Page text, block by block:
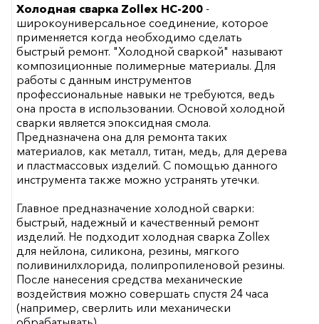
Холодная сварка Zollex HC-200-
широкоуниверсальное соединение, которое
применяется когда необходимо сделать
быстрый ремонт. "Холодной сваркой" называют
композиционные полимерные материалы. Для
работы с данным инструментов
профессиональные навыки не требуются, ведь
она проста в использовании. Основой холодной
сварки является эпоксидная смола.
Предназначена она для ремонта таких
материалов, как металл, титан, медь, для дерева
и пластмассовых изделий. С помощью данного
инструмента также можно устранять утечки.
Главное предназначение холодной сварки:
быстрый, надежный и качественный ремонт
изделий. Не подходит холодная сварка Zollex
для нейлона, силикона, резины, мягкого
поливинилхлорида, полипропиленовой резины.
После нанесения средства механические
воздействия можно совершать спустя 24 часа
(например, сверлить или механически